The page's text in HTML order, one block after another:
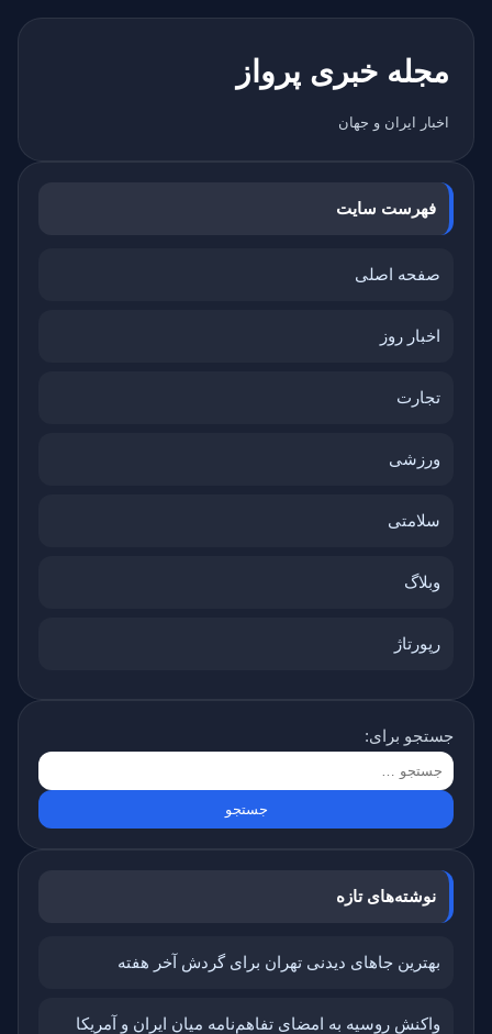
مجله خبری پرواز
اخبار ایران و جهان
فهرست سایت
صفحه اصلی
اخبار روز
تجارت
ورزشی
سلامتی
وبلاگ
رپورتاژ
جستجو برای:
نوشته‌های تازه
بهترین جاهای دیدنی تهران برای گردش آخر هفته
واکنش روسیه به امضای تفاهم‌نامه میان ایران و آمریکا